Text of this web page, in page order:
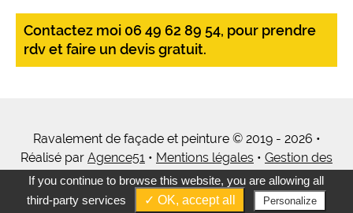
Contactez moi 06 49 62 89 54, pour prendre
rdv et faire un devis gratuit.
Ravalement de façade et peinture © 2019 - 2026 •
Réalisé par Agence51 • Mentions légales • Gestion des
cookies•Tous mes services
If you continue to browse this website, you are allowing all
third-party services
✓ OK, accept all Personalize